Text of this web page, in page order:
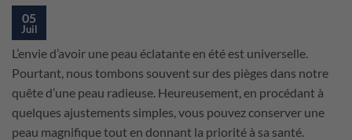
05
Juil
L’envie d’avoir une peau éclatante en été est universelle.
Pourtant, nous tombons souvent sur des pièges dans notre
quête d’une peau radieuse. Heureusement, en procédant à
quelques ajustements simples, vous pouvez conserver une
peau magnifique tout en donnant la priorité à sa santé.